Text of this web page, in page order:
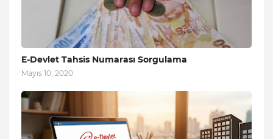
E-Devlet Tahsis Numarası Sorgulama
Mayıs 10, 2020